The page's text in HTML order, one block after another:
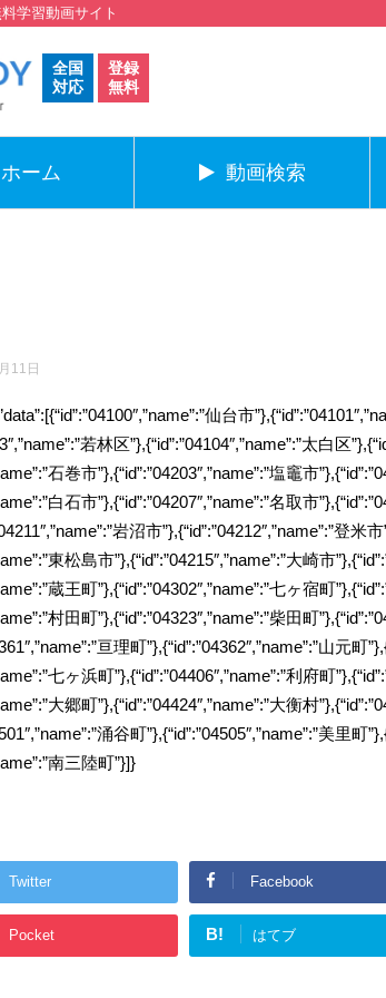
学習動画サイト
全国
対応
登録
無料
ホーム 動画検索
11日
仙台市
若林区”},{“id”:”04104″,”name”:”太白区
石巻市”},{“id”:”04203″,”name”:”塩竈市
白石市”},{“id”:”04207″,”name”:”名取市
岩沼市”},{“id”:”04212″,”name”:”登米
東松島市”},{“id”:”04215″,”name”:”大崎市
蔵王町”},{“id”:”04302″,”name”:”七ヶ宿町
村田町”},{“id”:”04323″,”name”:”柴田町
亘理町”},{“id”:”04362″,”name”:”山元町
七ヶ浜町”},{“id”:”04406″,”name”:”利府町
大郷町”},{“id”:”04424″,”name”:”大衡村
涌谷町”},{“id”:”04505″,”name”:”美里町
南三陸町”}]}
Twitter Facebook
Pocket B! はてブ